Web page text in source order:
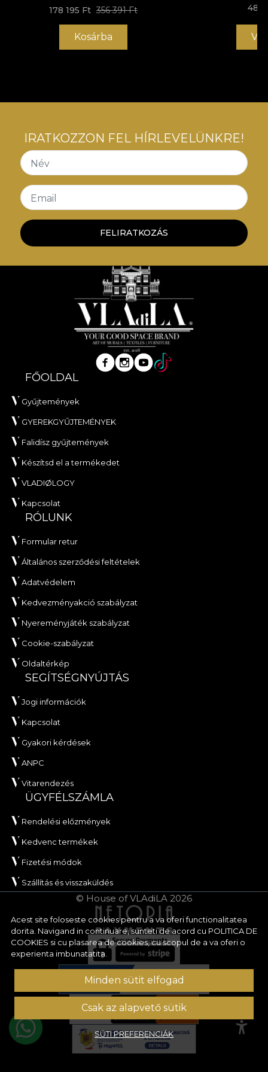
178 195 Ft 356 391 Ft
Kosárba
48
Acest site foloseste cookies pentru a va oferi functionalitatea
dorita. Navigand in continuare, sunteti de acord cu POLITICA DE
COOKIES si cu plasarea de cookies, cu scopul de a va oferi o
experienta imbunatatita.
Minden sütit elfogad
Csak az alapvető sütik
SÜTI PREFERENCIÁK
IRATKOZZON FEL HÍRLEVELÜNKRE!
Név
Email
FELIRATKOZÁS
FŐOLDAL
Gyűjtemények
GYEREKGYŰJTEMÉNYEK
Falidísz gyűjtemények
Készítsd el a termékedet
VLADIØLOGY
Kapcsolat
RÓLUNK
Formular retur
Általános szerződési feltételek
Adatvédelem
Kedvezményakció szabályzat
Nyereményjáték szabályzat
Cookie-szabályzat
Oldaltérkép
SEGÍTSÉGNYÚJTÁS
Jogi információk
Kapcsolat
Gyakori kérdések
ANPC
Vitarendezés
ÜGYFÉLSZÁMLA
Rendelési előzmények
Kedvenc termékek
Fizetési módok
Szállítás és visszaküldés
© House of VLAdiLA 2026